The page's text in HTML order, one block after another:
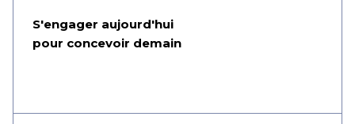
S'engager aujourd'hui
pour concevoir demain